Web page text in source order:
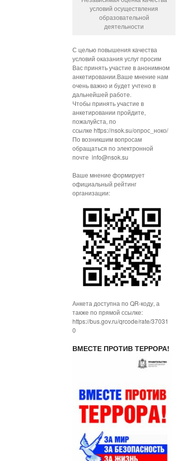
условий осуществления
образовательной
деятельности
С целью повышения качества
условий оказания услуг просим
Вас принять участие в анонимном
анкетировании.Ваше мнение нам
очень важно и будет учтено в
дальнейшей работе.
Чтобы принять участие в
анкетировании пройдите,
пожалуйста, по
ссылке https://nsok.su/опрос_ноко/
По возникшим вопросам
обращаться по электронной
почте info@nsok.su
Ваше мнение формирует
официальный рейтинг
организации:
Анкета доступна по QR-коду, а
также по прямой ссылке:
https://bus.gov.ru/qrcode/rate/37031
0
ВМЕСТЕ ПРОТИВ ТЕРРОРА!